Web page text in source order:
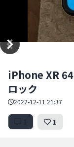
iPhone XR
ロック
2022-12-11 21:37
1